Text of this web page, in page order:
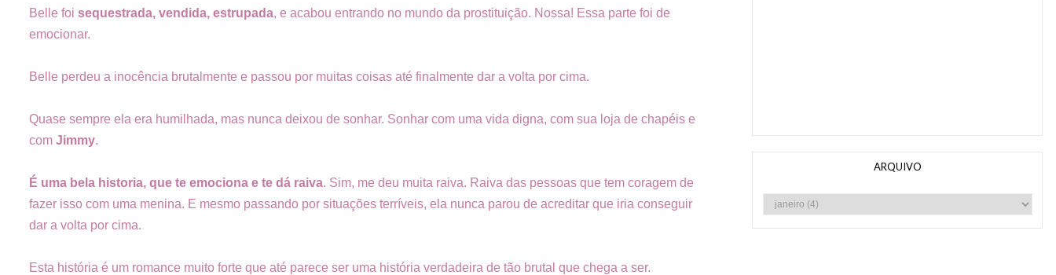
Belle foi sequestrada, vendida, estrupada, e acabou entrando no mundo da prostituição. Nossa! Essa parte foi de
emocionar.
Belle perdeu a inocência brutalmente e passou por muitas coisas até finalmente dar a volta por cima.
Quase sempre ela era humilhada, mas nunca deixou de sonhar. Sonhar com uma vida digna, com sua loja de chapéis e
com Jimmy.
É uma bela historia, que te emociona e te dá raiva. Sim, me deu muita raiva. Raiva das pessoas que tem coragem de
fazer isso com uma menina. E mesmo passando por situações terríveis, ela nunca parou de acreditar que iria conseguir
dar a volta por cima.
Esta história é um romance muito forte que até parece ser uma história verdadeira de tão brutal que chega a ser.
ARQUIVO